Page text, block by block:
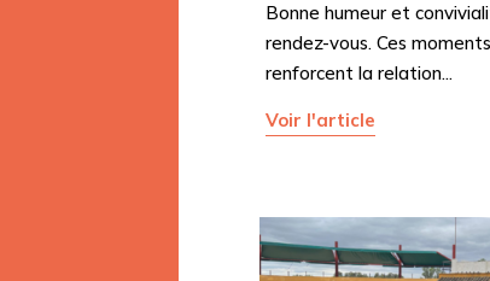
Bonne humeur et
rendez-vous. Ces
renforcent la relation...
Voir l'article